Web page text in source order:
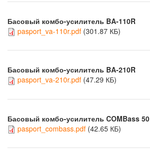
Басовый комбо-усилитель BA-110R
pasport_va-110r.pdf (301.87 КБ)
Басовый комбо-усилитель BA-210R
pasport_va-210r.pdf (47.29 КБ)
Басовый комбо-усилитель COMBass 50
pasport_combass.pdf (42.65 КБ)